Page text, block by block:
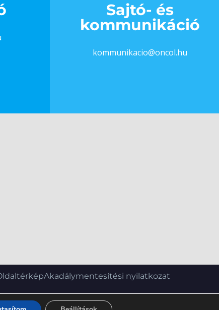
Sajtó- és
kommunikáció
kommunikacio@oncol.hu
Akadálymentesítési nyilatkozat